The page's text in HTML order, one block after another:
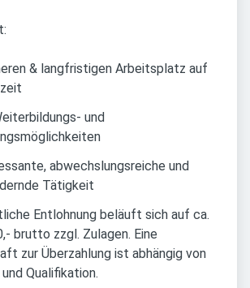
& langfristigen Arbeitsplatz auf
und
abwechslungsreiche und
Tätigkeit
Entlohnung beläuft sich auf ca.
brutto zzgl. Zulagen. Eine
zur Überzahlung ist abhängig von
und Qualifikation.